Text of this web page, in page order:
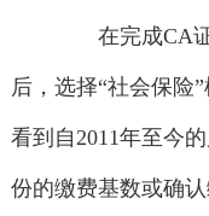
在完成CA证
后，选择“社会保险
看到自2011年至今
份的缴费基数或确